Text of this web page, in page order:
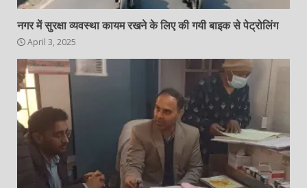
नगर में सुरक्षा व्यवस्था कायम रखने के लिए की गयी बाइक से पेट्रोलिंग
April 3, 2025